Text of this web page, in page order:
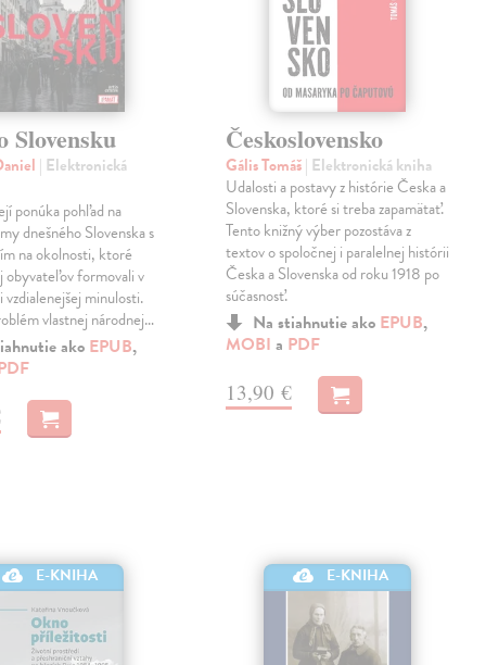
Slovensku
| Elektronická
ponúka pohľad na
dnešného Slovenska s
na okolnosti, ktoré
obyvateľov formovali v
vzdialenejšej minulosti.
vlastnej národnej…
ako EPUB,
Československo
Gális Tomáš| Elektronická kniha
Udalosti a postavy z histórie Česka a
Slovenska, ktoré si treba zapamätať.
Tento knižný výber pozostáva z
textov o spoločnej i paralelnej histórii
Česka a Slovenska od roku 1918 po
súčasnosť.
Na stiahnutie ako EPUB,
MOBI a PDF
13,90 €
E-KNIHA E-KNIHA